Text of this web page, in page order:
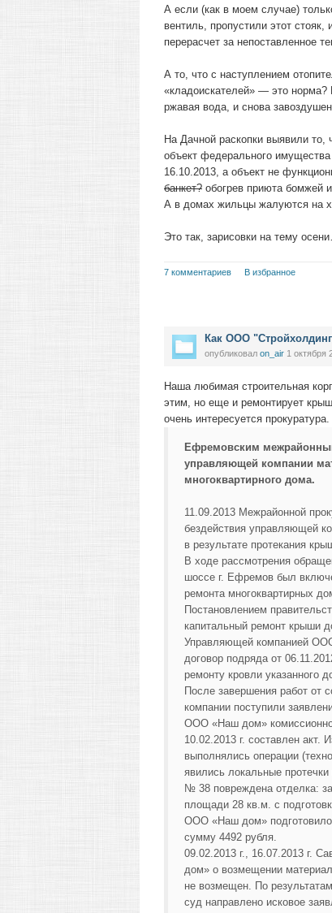
А если (как в моем случае)
вентиль, пропустили этот
перерасчет за непоставленное
А то, что с наступлением
«кладоискателей» — это
ржавая вода, и снова
На Дачной раскопки выявили то,
объект федерального
16.10.2013, а объект не
банкет? обогрев приюта бомжей
А в домах жильцы жалуются на
Это так, зарисовки на тему
7 комментариев В избранное
Как ООО
опубликовал on_air 1 октября
Наша любимая строительная
этим, но еще и ремонтирует
очень интересуется
Ефремовским
управляющей компании
многоквартирного дома.
11.09.2013 Межрайонной
бездействия управляющей
в результате протекания
В ходе рассмотрения
шоссе г. Ефремов был
ремонта многоквартирных
Постановлением
капитальный ремонт крыши
Управляющей компанией
договор подряда от
ремонту кровли указанного
После завершения работ от
компании поступили
ООО «Наш дом» комиссионно
10.02.2013 г. составлен акт.
выполнялись операции
явились локальные
№ 38 повреждена отделка:
площади 28 кв.м. с
ООО «Наш дом» подготовило
сумму 4492 рубля.
09.02.2013 г., 16.07.2013 г.
дом» о возмещении
не возмещен. По
суд направлено исковое